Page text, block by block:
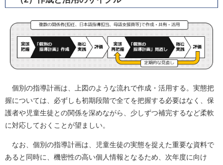
個別の指導計画は、上図のような流れで作成・活用する。実態把
握については、必ずしも初期段階で全てを把握する必要はなく、保
護者や児童生徒との関係を深めながら、少しずつ補完するなど柔軟
に対応しておくことが望ましい。
なお、個別の指導計画は、児童生徒の実態を捉えた重要な資料で
あると同時に、機密性の高い個人情報となるため、次年度に向け